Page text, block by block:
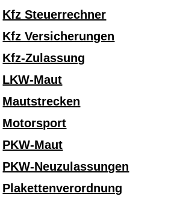
Kfz Steuerrechner
Kfz Versicherungen
Kfz-Zulassung
LKW-Maut
Mautstrecken
Motorsport
PKW-Maut
PKW-Neuzulassungen
Plakettenverordnung